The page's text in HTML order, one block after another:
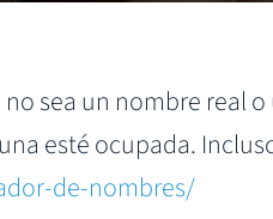
sea un nombre real
esté ocupada.
de-nombres/